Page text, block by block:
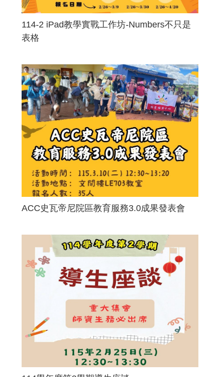
114-2 iPad教學實戰工作坊-Numbers不只是
表格
ACC史瓦帝尼院區教育服務3.0成果發表會